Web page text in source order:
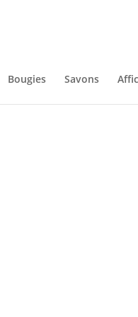
Bougies Savons